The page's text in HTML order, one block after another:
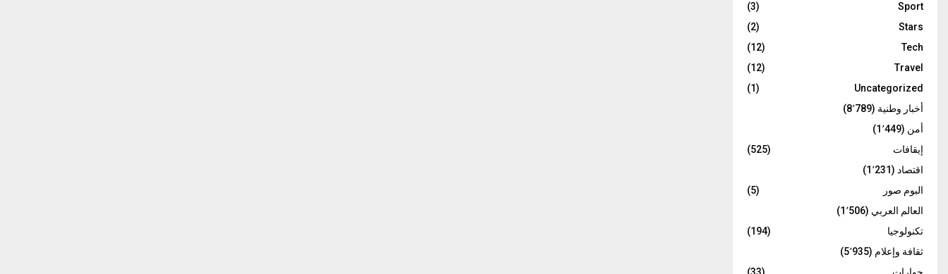
Sport
(3)
Stars
(2)
Tech
(12)
Travel
(12)
Uncategorized
(1)
أخبار وطنية (8٬789)
أمن (1٬449)
إيقافات
(525)
اقتصاد (1٬231)
البوم صور
(5)
العالم العربي (1٬506)
تكنولوجيا
(194)
ثقافة وإعلام (5٬935)